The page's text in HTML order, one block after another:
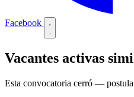
Facebook
Vacantes activas
Esta convocatoria cerró — postula